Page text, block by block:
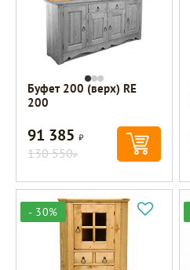
Буфет 200 (верх) RE
200
91 385Р
130 550Р
- 30%